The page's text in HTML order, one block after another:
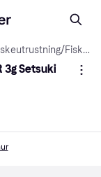
/ Fiskedrag
3g Setsuki